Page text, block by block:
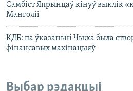
Самбіст Япрынцаў кінуў выклік
Манголіі
КДБ: па ўказаньні Чыжа была
фінансавых махінацыяў
Выбар рэдакцыі